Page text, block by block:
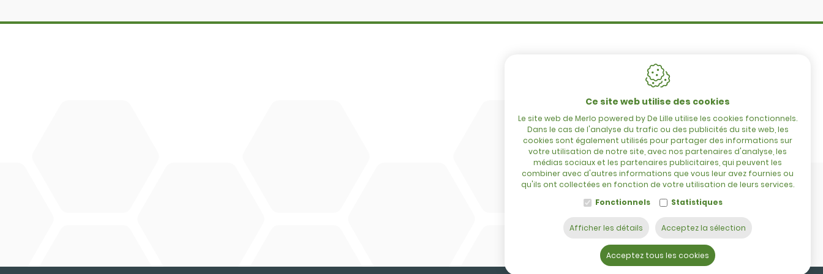
Configurator
Tre Emme
TVA : BE 0422.838.242
Tél. :
+32 56 73 80 80
E-mail : info@delille.be
Ce site web utilise des cookies
Le site web de Merlo powered by De Lille utilise les cookies fonctionnels.
Dans le cas de l'analyse du trafic ou des publicités du site web, les
cookies sont également utilisés pour partager des informations sur
votre utilisation de notre site, avec nos partenaires d'analyse, les
médias sociaux et les partenaires publicitaires, qui peuvent les
combiner avec d'autres informations que vous leur avez fournies ou
qu'ils ont collectées en fonction de votre utilisation de leurs services.
Fonctionnels
Statistiques
Afficher les détails Acceptez la sélection
Acceptez tous les cookies